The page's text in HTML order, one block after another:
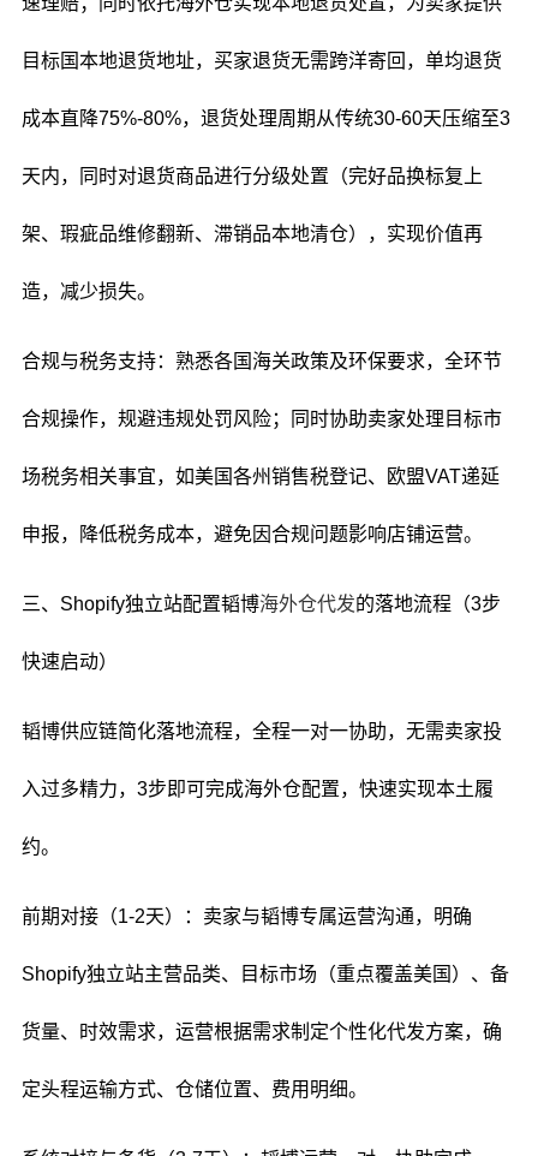
目标国本地退货地址，买家退货无需跨洋寄回，单均退货
成本直降75%-80%，退货处理周期从传统30-60天压缩至3
天内，同时对退货商品进行分级处置（完好品换标复上
架、瑕疵品维修翻新、滞销品本地清仓），实现价值再
造，减少损失。
合规与税务支持：熟悉各国海关政策及环保要求，全环节
合规操作，规避违规处罚风险；同时协助卖家处理目标市
场税务相关事宜，如美国各州销售税登记、欧盟VAT递延
申报，降低税务成本，避免因合规问题影响店铺运营。
三、Shopify独立站配置韬博海外仓代发的落地流程（3步
快速启动）
韬博供应链简化落地流程，全程一对一协助，无需卖家投
入过多精力，3步即可完成海外仓配置，快速实现本土履
约。
前期对接（1-2天）：卖家与韬博专属运营沟通，明确
Shopify独立站主营品类、目标市场（重点覆盖美国）、备
货量、时效需求，运营根据需求制定个性化代发方案，确
定头程运输方式、仓储位置、费用明细。